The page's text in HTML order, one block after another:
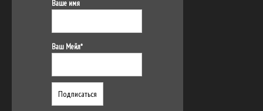
Ваше имя
Ваш Мейл*